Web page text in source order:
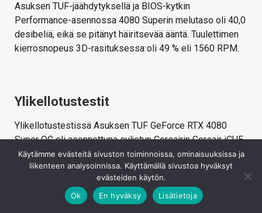
Asuksen TUF-jäähdytyksellä ja BIOS-kytkin
Performance-asennossa 4080 Superin melutaso oli 40,0
desibeliä, eikä se pitänyt häiritsevää ääntä. Tuulettimen
kierrosnopeus 3D-rasituksessa oli 49 % eli 1560 RPM.
Ylikellotustestit
Ylikellotustestissä Asuksen TUF GeForce RTX 4080
Super OC oli asennettuna suljetun Corsairin Corsair iCUE
5000T RGB -kotelon sisälle. Power- ja Temp Target- eli
tehonkulutuksen ja lämpötilan ylärajat nostettiin
maksimiin eli +10 %:iin ja 88 asteeseen. Tuulettimen
kierrosnopeuden annettiin olla lämpötilan mukaan
Käytämme evästeitä sivuston toiminnoissa, ominaisuuksissa ja
liikenteen analysoinnissa. Käyttämällä sivustoa hyväksyt
evästeiden käytön.
Ok
En hyväksy Lisätietoja